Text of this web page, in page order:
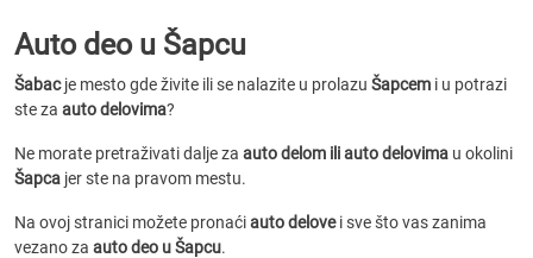
Auto deo u Šapcu
Šabacje mesto gde živite ili se nalazite u prolazu Šapcem i u potrazi
ste za auto delovima?
Ne morate pretraživati dalje za auto delom ili auto delovima u okolini
Šapca jer ste na pravom mestu.
Na ovoj stranici možete pronaćiauto delovei sve što vas zanima
vezano za auto deo u Šapcu.